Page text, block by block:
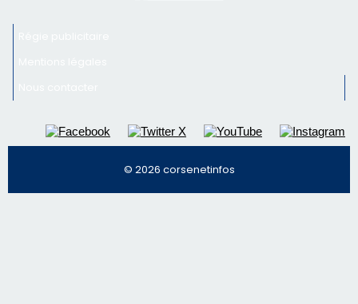
© 2026 corsenetinfos